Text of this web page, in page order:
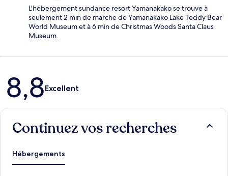
L'hébergement sundance resort Yamanakako se trouve à
seulement 2 min de marche de Yamanakako Lake Teddy Bear
World Museum et à 6 min de Christmas Woods Santa Claus
Museum.
Avis
8,8Excellent
Continuez vos recherches
Hébergements